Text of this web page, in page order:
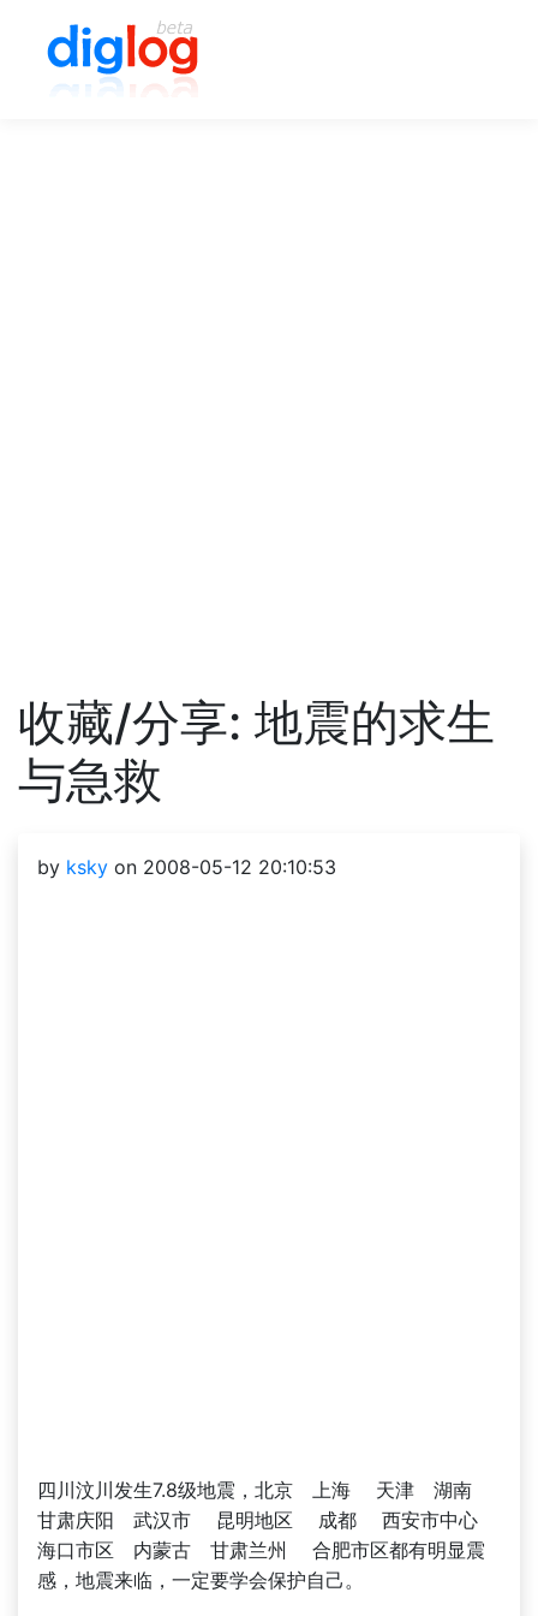
收藏/分享: 地震的求生
与急救
by ksky on 2008-05-12 20:10:53
四川汶川发生7.8级地震，北京 上海 天津 湖南
甘肃庆阳 武汉市 昆明地区 成都 西安市中心
海口市区 内蒙古 甘肃兰州 合肥市区都有明显震
感，地震来临，一定要学会保护自己。